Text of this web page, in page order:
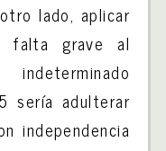
lado, aplicar
falta grave al
sería adulterar
independencia